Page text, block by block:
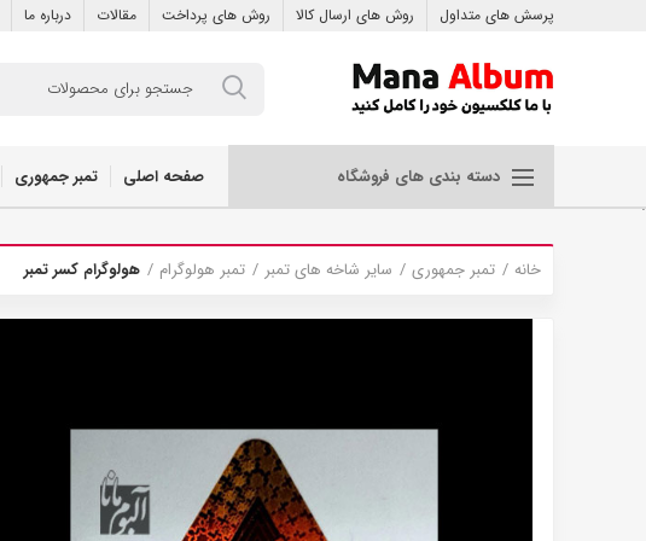
پرسش های متداول روش های ارسال کالا روش های پرداخت مقالات درباره ما
دسته بندی های فروشگاه صفحه اصلی تمبر جمهوری
.
خانه تمبر جمهوری سایر شاخه های تمبر تمبر هولوگرام هولوگرام کسر تمبر